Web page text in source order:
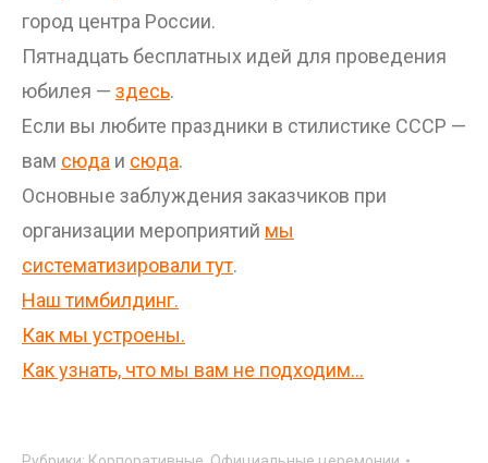
город центра России.
Пятнадцать бесплатных идей для проведения
юбилея — здесь.
Если вы любите праздники в стилистике СССР —
вам сюда и сюда.
Основные заблуждения заказчиков при
организации мероприятий мы
систематизировали тут.
Наш тимбилдинг.
Как мы устроены.
Как узнать, что мы вам не подходим…